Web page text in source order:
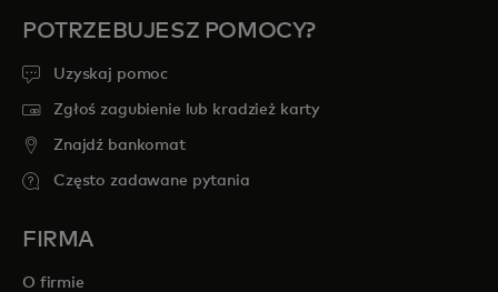
POTRZEBUJESZ POMOCY?
Uzyskaj pomoc
Zgłoś zagubienie lub kradzież karty
Znajdź bankomat
Często zadawane pytania
FIRMA
O firmie